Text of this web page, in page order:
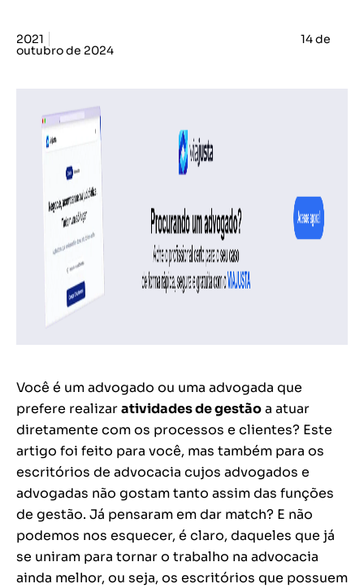
2021 14 de
outubro de 2024
Você é um advogado ou uma advogada que
prefere realizaratividades de gestãoa atuar
diretamente com os processos e clientes? Este
artigo foi feito para você, mas também para os
escritórios de advocacia cujos advogados e
advogadas não gostam tanto assim das funções
de gestão. Já pensaram em dar match? E não
podemos nos esquecer, é claro, daqueles que já
se uniram para tornar o trabalho na advocacia
ainda melhor, ou seja, os escritórios que possuem